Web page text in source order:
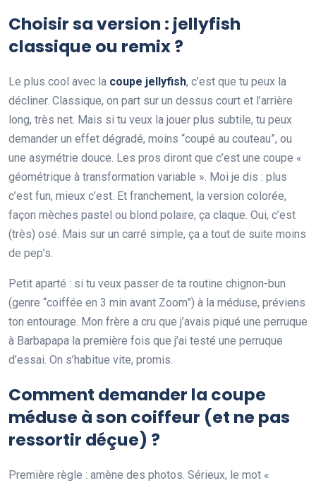
Choisir sa version : jellyfish
classique ou remix ?
Le plus cool avec la coupe jellyfish, c’est que tu peux la
décliner. Classique, on part sur un dessus court et l’arrière
long, très net. Mais si tu veux la jouer plus subtile, tu peux
demander un effet dégradé, moins “coupé au couteau”, ou
une asymétrie douce. Les pros diront que c’est une coupe «
géométrique à transformation variable ». Moi je dis : plus
c’est fun, mieux c’est. Et franchement, la version colorée,
façon mèches pastel ou blond polaire, ça claque. Oui, c’est
(très) osé. Mais sur un carré simple, ça a tout de suite moins
de pep’s.
Petit aparté : si tu veux passer de ta routine chignon-bun
(genre “coiffée en 3 min avant Zoom”) à la méduse, préviens
ton entourage. Mon frère a cru que j’avais piqué une perruque
à Barbapapa la première fois que j’ai testé une perruque
d’essai. On s’habitue vite, promis.
Comment demander la coupe
méduse à son coiffeur (et ne pas
ressortir déçue) ?
Première règle : amène des photos. Sérieux, le mot «